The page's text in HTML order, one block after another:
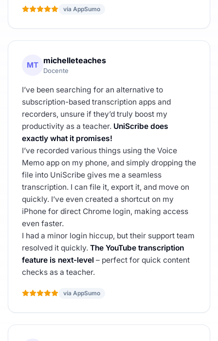
vía AppSumo
MT michelleteaches
Docente
I’ve been searching for an alternative to
subscription-based transcription apps and
recorders, unsure if they’d truly boost my
productivity as a teacher. UniScribe does
exactly what it promises!
I’ve recorded various things using the Voice
Memo app on my phone, and simply dropping the
file into UniScribe gives me a seamless
transcription. I can file it, export it, and move on
quickly. I’ve even created a shortcut on my
iPhone for direct Chrome login, making access
even faster.
I had a minor login hiccup, but their support team
resolved it quickly. The YouTube transcription
feature is next-level – perfect for quick content
checks as a teacher.
vía AppSumo